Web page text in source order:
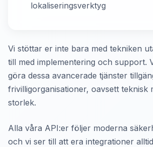
lokaliseringsverktyg
Vi stöttar er inte bara med tekniken
till med implementering och support.
göra dessa avancerade tjänster
frivilligorganisationer, oavsett teknisk
storlek.
Alla våra API:er följer moderna
och vi ser till att era integrationer